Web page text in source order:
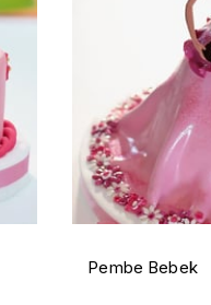
Pembe Bebek